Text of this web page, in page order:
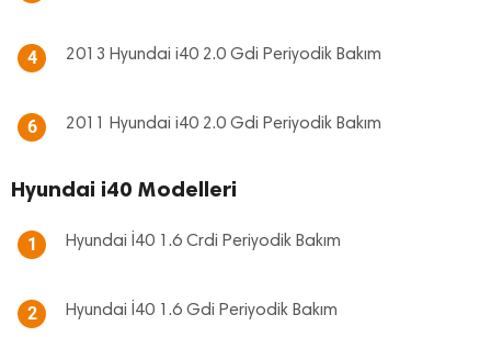
4 2013 Hyundai i40 2.0 Gdi Periyodik Bakım
6 2011 Hyundai i40 2.0 Gdi Periyodik Bakım
Hyundai i40 Modelleri
1 Hyundai İ40 1.6 Crdi Periyodik Bakım
2 Hyundai İ40 1.6 Gdi Periyodik Bakım